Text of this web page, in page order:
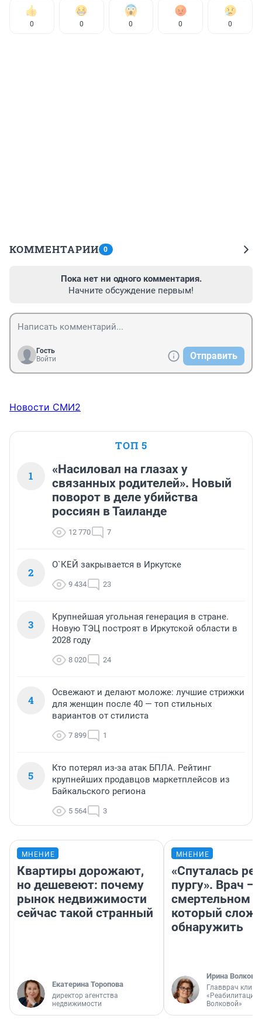
0 0 0 0 0
КОММЕНТАРИИ 0
Пока нет ни одного комментария.
Начните обсуждение первым!
Гость
Войти
Отправить
Новости СМИ2
ТОП 5
1
«Насиловал на глазах у
связанных родителей». Новый
поворот в деле убийства
россиян в Таиланде
12 770 7
2
О`КЕЙ закрывается в Иркутске
9 434 23
3
Крупнейшая угольная генерация в стране.
Новую ТЭЦ построят в Иркутской области в
2028 году
8 020 24
4
Освежают и делают моложе: лучшие стрижки
для женщин после 40 — топ стильных
вариантов от стилиста
7 899 1
5
Кто потерял из-за атак БПЛА. Рейтинг
крупнейших продавцов маркетплейсов из
Байкальского региона
5 564 3
МНЕНИЕ
Квартиры дорожают,
но дешевеют: почему
рынок недвижимости
сейчас такой странный
Екатерина Торопова
директор агентства
недвижимости
МНЕНИЕ
«Спуталась
пургу». Врач —
смертельном
который
обнаружить
Ирина Волкова
Главврач
«Реабилитация
Волковой»